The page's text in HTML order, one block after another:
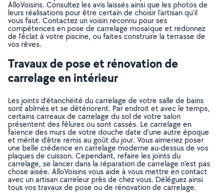
AlloVoisins. Consultez les avis laissés ainsi que les photos de
leurs réalisations pour être certain de choisir l’artisan qu’il
vous faut. Contactez un voisin reconnu pour ses
compétences en pose de carrelage mosaïque et redonnez
de l’éclat à votre piscine, ou faites construire la terrasse de
vos rêves.
Travaux de pose et rénovation de
carrelage en intérieur
Les joints d’étanchéité du carrelage de votre salle de bains
sont abîmés et se détériorent. Par endroit et avec le temps,
certains carreaux de carrelage du sol de votre salon
présentent des fêlures ou sont cassés. Le carrelage en
faïence des murs de votre douche date d’une autre époque
et mérite d’être remis au goût du jour. Vous aimeriez poser
une belle crédence en carrelage moderne au-dessus de vos
plaques de cuisson. Cependant, refaire les joints du
carrelage, se lancer dans la réparation de carrelage n’est pas
chose aisée. AlloVoisins vous aide à vous mettre en contact
avec un artisan carreleur près de chez vous. Déléguez ainsi
tous vos travaux de pose ou de rénovation de carrelage.